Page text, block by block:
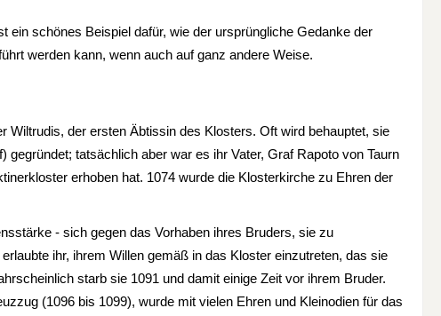
ein schönes Beispiel dafür, wie der ursprüngliche Gedanke der
werden kann, wenn auch auf ganz andere Weise.
Wiltrudis, der ersten Äbtissin des Klosters. Oft wird behauptet, sie
tatsächlich aber war es ihr Vater, Graf Rapoto von Taurn
erhoben hat. 1074 wurde die Klosterkirche zu Ehren der
- sich gegen das Vorhaben ihres Bruders, sie zu
ihr, ihrem Willen gemäß in das Kloster einzutreten, das sie
starb sie 1091 und damit einige Zeit vor ihrem Bruder.
(1096 bis 1099), wurde mit vielen Ehren und Kleinodien für das